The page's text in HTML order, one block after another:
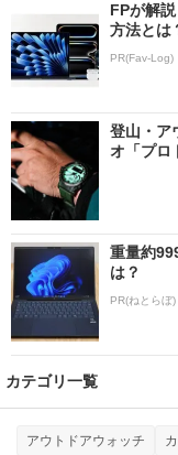
FPが解
方法とは
PR(Fav-Log)
登山・ア
オ「プロ
重量約
は？
PR(ねとらぼ)
カテゴリ一覧
アウトドアウォッチ